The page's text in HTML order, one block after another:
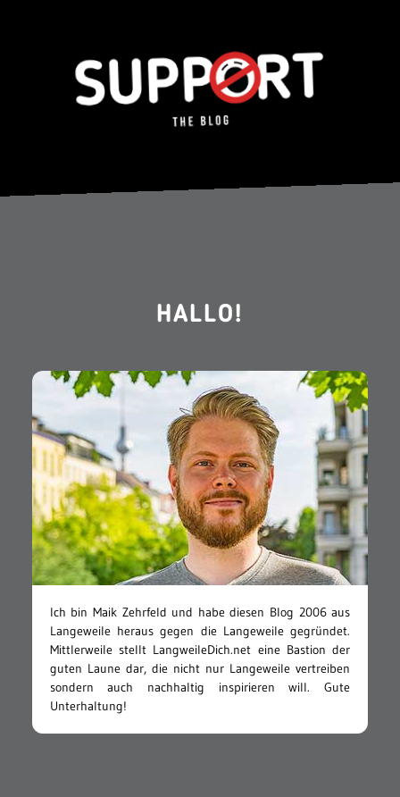
HALLO!
Ich bin Maik Zehrfeld und habe diesen Blog 2006 aus
Langeweile heraus gegen die Langeweile gegründet.
Mittlerweile stellt LangweileDich.net eine Bastion der
guten Laune dar, die nicht nur Langeweile vertreiben
sondern auch nachhaltig inspirieren will. Gute
Unterhaltung!